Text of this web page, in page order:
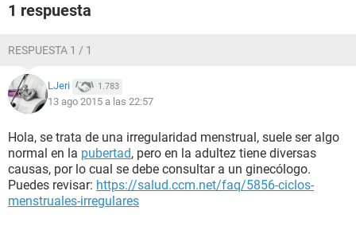
1 respuesta
RESPUESTA 1 / 1
LJeri 1.783
13 ago 2015 a las 22:57
Hola, se trata de una irregularidad menstrual, suele ser algo
normal en la pubertad, pero en la adultez tiene diversas
causas, por lo cual se debe consultar a un ginecólogo.
Puedes revisar: https://salud.ccm.net/faq/5856-ciclos-
menstruales-irregulares